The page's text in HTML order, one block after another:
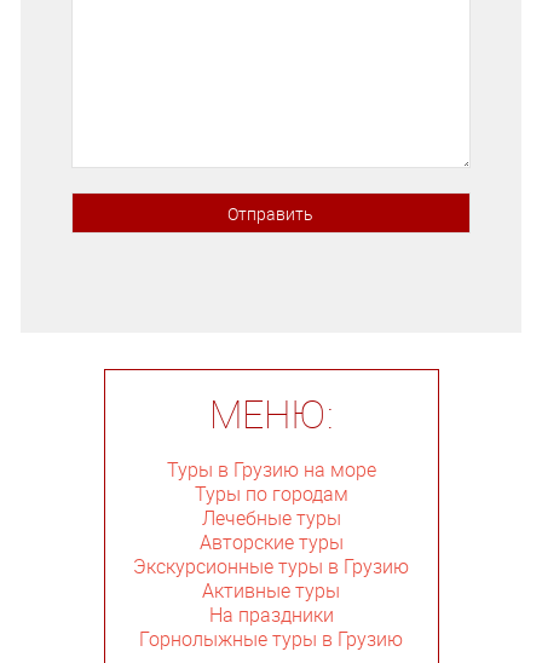
МЕНЮ:
Туры в Грузию на море
Туры по городам
Лечебные туры
Авторские туры
Экскурсионные туры в Грузию
Активные туры
На праздники
Горнолыжные туры в Грузию